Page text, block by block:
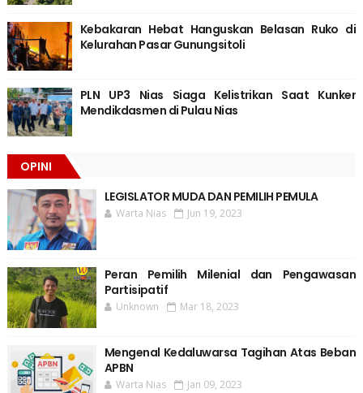
Kebakaran Hebat Hanguskan Belasan Ruko di
Kelurahan Pasar Gunungsitoli
PLN UP3 Nias Siaga Kelistrikan Saat Kunker
Mendikdasmen di Pulau Nias
OPINI
LEGISLATOR MUDA DAN PEMILIH PEMULA
Warta Nias Jun 19, 2023
Peran Pemilih Milenial dan Pengawasan
Partisipatif
Unknown Mar 18, 2023
Mengenal Kedaluwarsa Tagihan Atas Beban
APBN
Warta Nias Jan 09, 2023